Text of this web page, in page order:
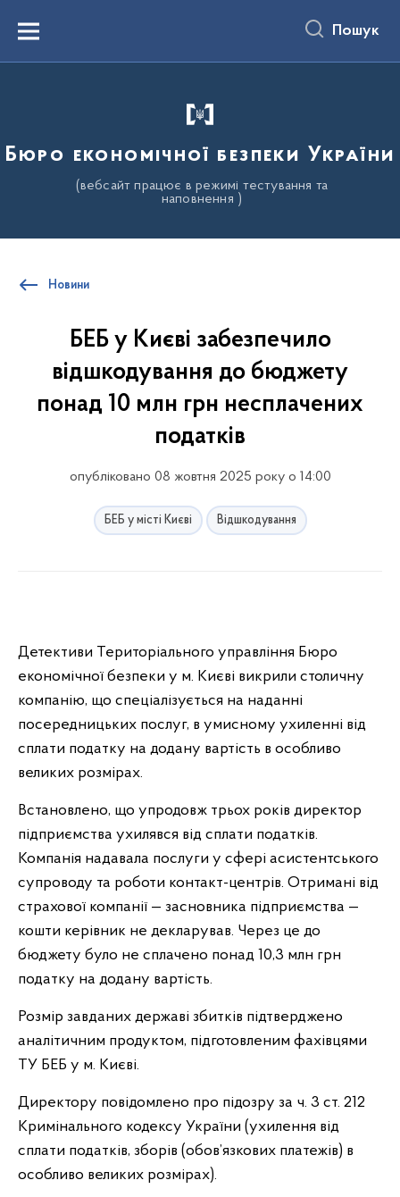
вмістуMenu Пошук
Бюро економічної безпеки України
(вебсайт працює в режимі тестування та
наповнення )
Новини
БЕБ у Києві забезпечило
відшкодування до бюджету
понад 10 млн грн несплачених
податків
опубліковано 08 жовтня 2025 року о 14:00
БЕБ у місті Києві Відшкодування
Детективи Територіального управління Бюро
економічної безпеки у м. Києві викрили столичну
компанію, що спеціалізується на наданні
посередницьких послуг, в умисному ухиленні від
сплати податку на додану вартість в особливо
великих розмірах.
Встановлено, що упродовж трьох років директор
підприємства ухилявся від сплати податків.
Компанія надавала послуги у сфері асистентського
супроводу та роботи контакт-центрів. Отримані від
страхової компанії — засновника підприємства —
кошти керівник не декларував. Через це до
бюджету було не сплачено понад 10,3 млн грн
податку на додану вартість.
Розмір завданих державі збитків підтверджено
аналітичним продуктом, підготовленим фахівцями
ТУ БЕБ у м. Києві.
Директору повідомлено про підозру за ч. 3 ст. 212
Кримінального кодексу України (ухилення від
сплати податків, зборів (обов’язкових платежів) в
особливо великих розмірах).